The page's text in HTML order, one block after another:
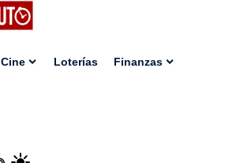
Cine Loterías Finanzas